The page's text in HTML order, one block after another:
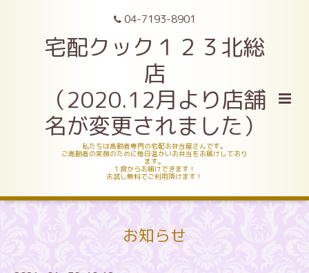
04-7193-8901
宅配クック１２３北総
店
（2020.12月より店舗
名が変更されました）
私たちは高齢者専門の宅配お弁当屋さんです。
ご高齢者の笑顔のために毎日温かいお弁当をお届けしており
ます。
１食からお届けできます！
お試し無料でご利用頂けます！
お知らせ